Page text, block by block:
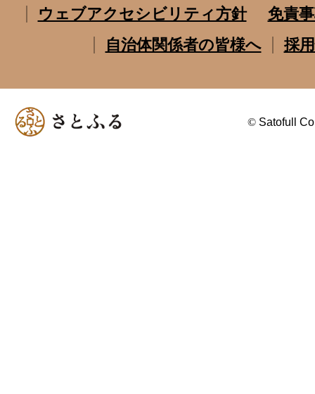
ウェブアクセシビリティ方針
免責
自治体関係者の皆様へ
採
© Satofull